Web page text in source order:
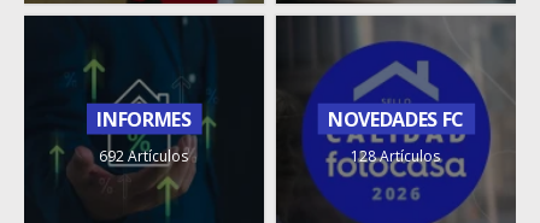
INFORMES
692 Artículos
NOVEDADES FC
128 Artículos